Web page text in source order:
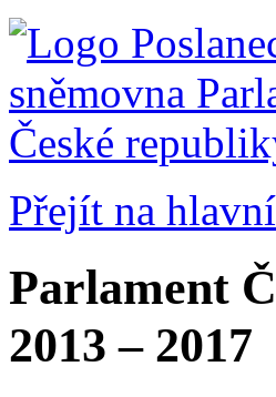
Přejít na
Parlament
2013 – 2017